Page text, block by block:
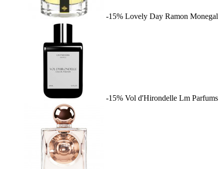
-15% Lovely Day Ramon Monegal
-15% Vol d'Hirondelle Lm Parfums